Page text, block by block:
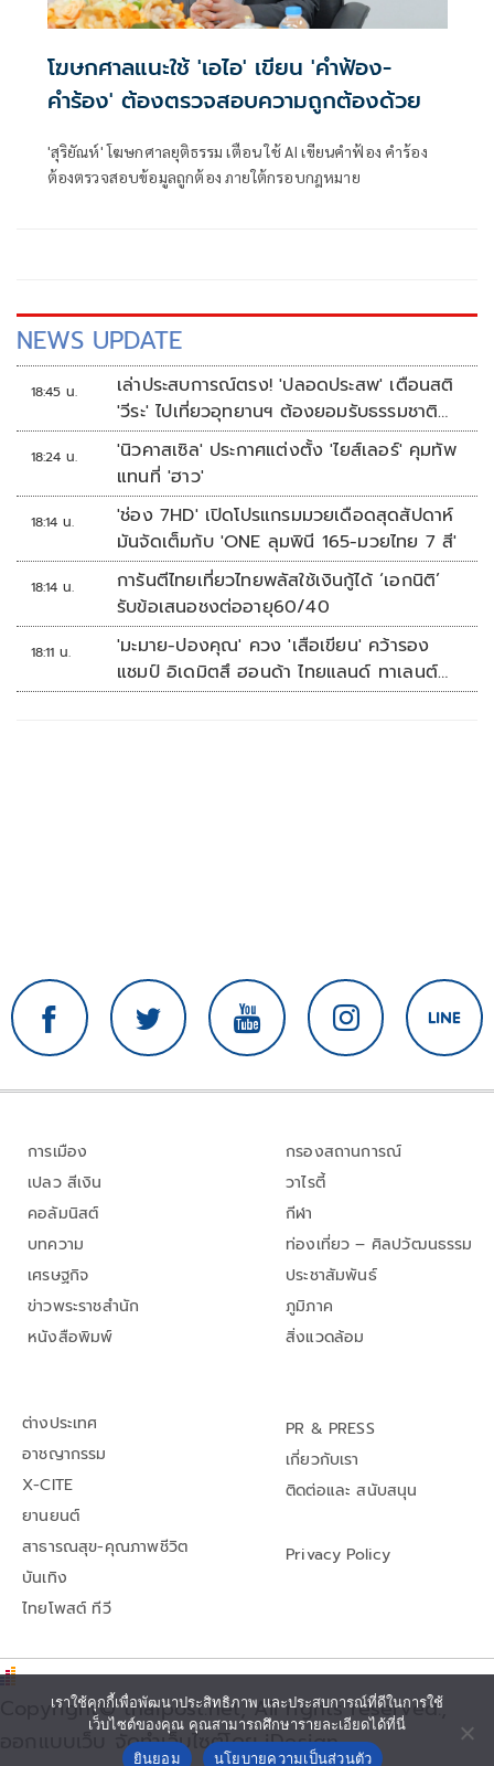
โฆษกศาลแนะใช้ 'เอไอ' เขียน 'คำฟ้อง-
คำร้อง' ต้องตรวจสอบความถูกต้องด้วย
'สุริยัณห์' โฆษกศาลยุติธรรม เตือน ใช้ AI เขียนคำฟ้อง คำร้อง
ต้องตรวจสอบข้อมูลถูกต้อง ภายใต้กรอบกฎหมาย
NEWS UPDATE
18:45 น.
เล่าประสบการณ์ตรง! 'ปลอดประสพ' เตือนสติ
'วีระ' ไปเที่ยวอุทยานฯ ต้องยอมรับธรรมชาติ
ดิบๆให้ได้
18:24 น.
'นิวคาสเซิล' ประกาศแต่งตั้ง 'ไยส์เลอร์' คุมทัพ
แทนที่ 'ฮาว'
18:14 น.
'ช่อง 7HD' เปิดโปรแกรมมวยเดือดสุดสัปดาห์
มันจัดเต็มกับ 'ONE ลุมพินี 165-มวยไทย 7 สี'
18:14 น.
การันตีไทยเที่ยวไทยพลัสใช้เงินกู้ได้ ‘เอกนิติ’
รับข้อเสนอชงต่ออายุ60/40
18:11 น.
'มะมาย-ปองคุณ' ควง 'เสือเขียน' คว้ารอง
แชมป์ อิเดมิตสึ ฮอนด้า ไทยแลนด์ ทาเลนต์
คัพ สนาม 3
การเมือง
เปลว สีเงิน
คอลัมนิสต์
บทความ
เศรษฐกิจ
ข่าวพระราชสำนัก
หนังสือพิมพ์
กรองสถานการณ์
วาไรตี้
กีฬา
ท่องเที่ยว – ศิลปวัฒนธรรม
ประชาสัมพันธ์
ภูมิภาค
สิ่งแวดล้อม
ต่างประเทศ
อาชญากรรม
X-CITE
ยานยนต์
สาธารณสุข-คุณภาพชีวิต
บันเทิง
ไทยโพสต์ ทีวี
PR & PRESS
เกี่ยวกับเรา
ติดต่อและ สนับสนุน
Privacy Policy
Copyright© thaipost.net, All rights reserved.,
ออกแบบเว็บ จัดทำเว็บไซต์โดย iDesign
เราใช้คุกกี้เพื่อพัฒนาประสิทธิภาพ และประสบการณ์ที่ดีในการใช้
เว็บไซต์ของคุณ คุณสามารถศึกษารายละเอียดได้ที่นี่
ยินยอม
นโยบายความเป็นส่วนตัว